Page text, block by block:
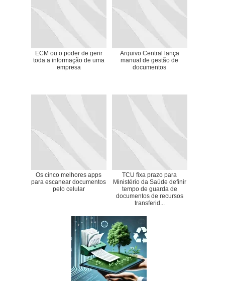
ECM ou o poder de gerir
toda a informação de uma
empresa
Arquivo Central lança
manual de gestão de
documentos
Os cinco melhores apps
para escanear documentos
pelo celular
TCU fixa prazo para
Ministério da Saúde definir
tempo de guarda de
documentos de recursos
transferid...